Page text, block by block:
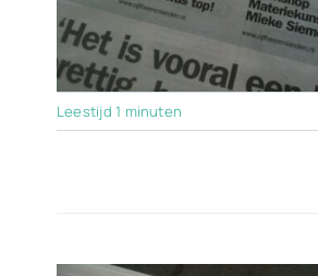
Leestijd 1 minuten